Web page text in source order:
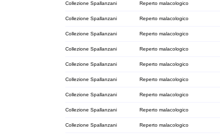
Collezione Spallanzani Reperto malacologico
Collezione Spallanzani Reperto malacologico
Collezione Spallanzani Reperto malacologico
Collezione Spallanzani Reperto malacologico
Collezione Spallanzani Reperto malacologico
Collezione Spallanzani Reperto malacologico
Collezione Spallanzani Reperto malacologico
Collezione Spallanzani Reperto malacologico
Collezione Spallanzani Reperto malacologico